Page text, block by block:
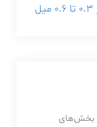
بخش‌های